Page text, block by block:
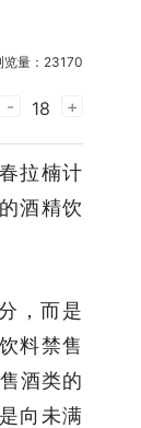
览量：23170
- 18 +
拉楠计
酒精饮
，而是
料禁售
酒类的
向未满